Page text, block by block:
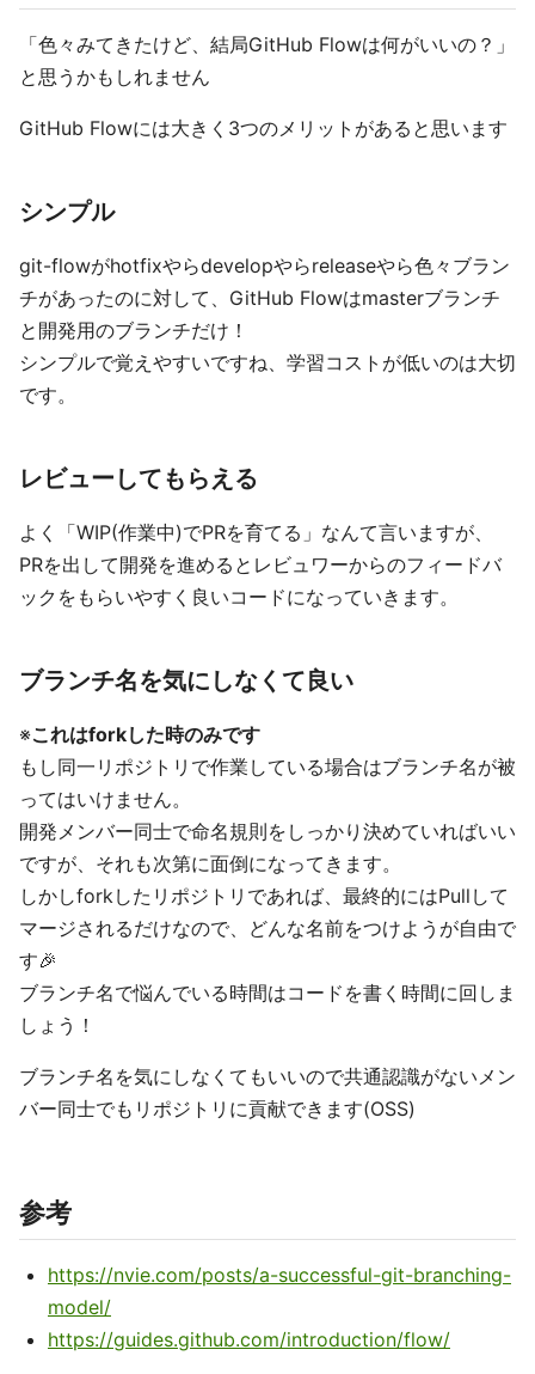
「色々みてきたけど、結局GitHub Flowは何がいいの？」
と思うかもしれません
GitHub Flowには大きく3つのメリットがあると思います
シンプル
git-flowがhotfixやらdevelopやらreleaseやら色々ブラン
チがあったのに対して、GitHub Flowはmasterブランチ
と開発用のブランチだけ！
シンプルで覚えやすいですね、学習コストが低いのは大切
です。
レビューしてもらえる
よく「WIP(作業中)でPRを育てる」なんて言いますが、
PRを出して開発を進めるとレビュワーからのフィードバ
ックをもらいやすく良いコードになっていきます。
ブランチ名を気にしなくて良い
※これはforkした時のみです
もし同一リポジトリで作業している場合はブランチ名が被
ってはいけません。
開発メンバー同士で命名規則をしっかり決めていればいい
ですが、それも次第に面倒になってきます。
しかしforkしたリポジトリであれば、最終的にはPullして
マージされるだけなので、どんな名前をつけようが自由で
す🎉
ブランチ名で悩んでいる時間はコードを書く時間に回しま
しょう！
ブランチ名を気にしなくてもいいので共通認識がないメン
バー同士でもリポジトリに貢献できます(OSS)
参考
https://nvie.com/posts/a-successful-git-branching-
model/
https://guides.github.com/introduction/flow/